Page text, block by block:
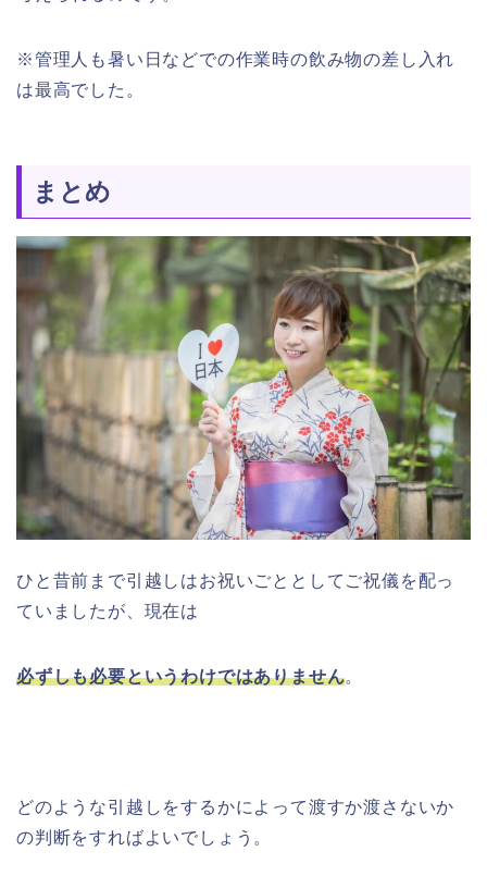
※管理人も暑い日などでの作業時の飲み物の差し入れ
は最高でした。
まとめ
ひと昔前まで引越しはお祝いごととしてご祝儀を配っ
ていましたが、現在は
必ずしも必要というわけではありません。
どのような引越しをするかによって渡すか渡さないか
の判断をすればよいでしょう。